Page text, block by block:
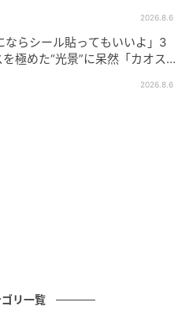
ボールが勢いよく飛んでい
2026.8.6
ならシール貼ってもいいよ」3
極めた“光景”に呆然「カオス
2026.8.6
リ一覧